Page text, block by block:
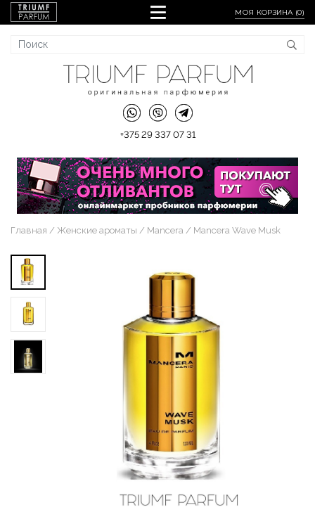
МОЯ КОРЗИНА (0)
+375 29 337 07 31
Главная Женские ароматы Mancera Mancera Wave Musk